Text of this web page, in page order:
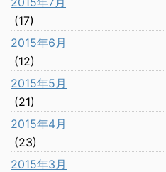
(17)
2015年6月
(12)
2015年5月
(21)
2015年4月
(23)
2015年3月